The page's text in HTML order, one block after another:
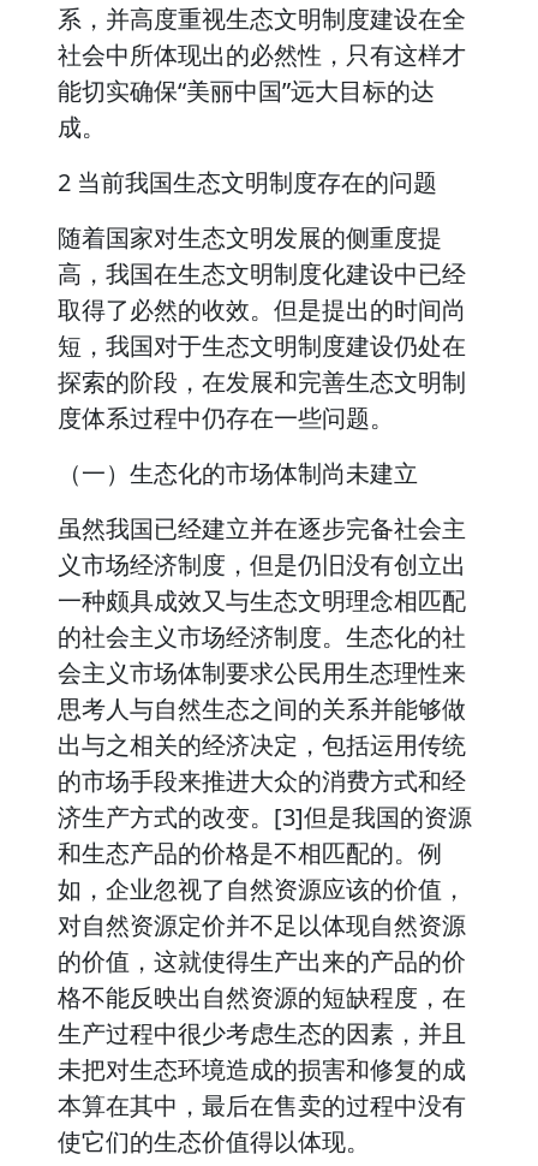
系，并高度重视生态文明制度建设在全
社会中所体现出的必然性，只有这样才
能切实确保“美丽中国”远大目标的达
成。
2 当前我国生态文明制度存在的问题
随着国家对生态文明发展的侧重度提
高，我国在生态文明制度化建设中已经
取得了必然的收效。但是提出的时间尚
短，我国对于生态文明制度建设仍处在
探索的阶段，在发展和完善生态文明制
度体系过程中仍存在一些问题。
（一）生态化的市场体制尚未建立
虽然我国已经建立并在逐步完备社会主
义市场经济制度，但是仍旧没有创立出
一种颇具成效又与生态文明理念相匹配
的社会主义市场经济制度。生态化的社
会主义市场体制要求公民用生态理性来
思考人与自然生态之间的关系并能够做
出与之相关的经济决定，包括运用传统
的市场手段来推进大众的消费方式和经
济生产方式的改变。[3]但是我国的资源
和生态产品的价格是不相匹配的。例
如，企业忽视了自然资源应该的价值，
对自然资源定价并不足以体现自然资源
的价值，这就使得生产出来的产品的价
格不能反映出自然资源的短缺程度，在
生产过程中很少考虑生态的因素，并且
未把对生态环境造成的损害和修复的成
本算在其中，最后在售卖的过程中没有
使它们的生态价值得以体现。